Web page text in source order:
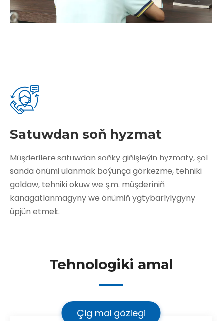
Satuwdan soň hyzmat
Müşderilere satuwdan soňky giňişleýin hyzmaty, şol
sanda önümi ulanmak boýunça görkezme, tehniki
goldaw, tehniki okuw we ş.m. müşderiniň
kanagatlanmagyny we önümiň ygtybarlylygyny
üpjün etmek.
Tehnologiki amal
Çig mal gözlegi